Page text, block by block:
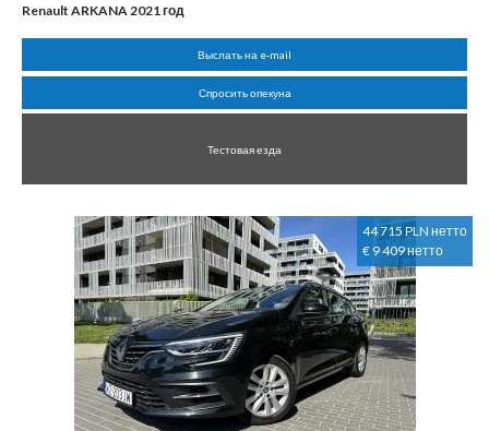
Renault ARKANA 2021 год
Выслать на e-mail
Спросить опекуна
Тестовая езда
44 715 PLN нетто
€ 9 409 нетто